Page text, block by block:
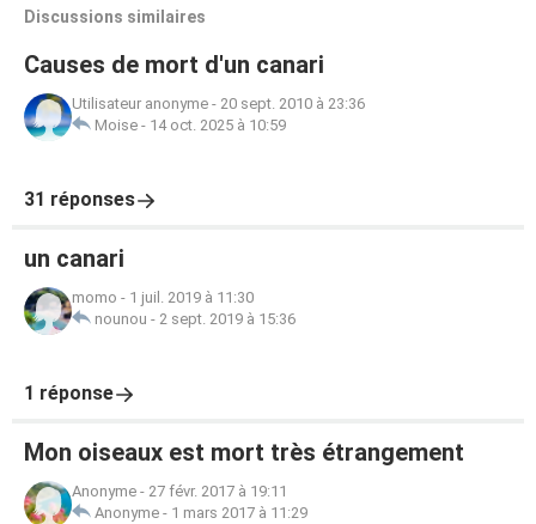
Discussions similaires
Causes de mort d'un canari
Utilisateur anonyme - 20 sept. 2010 à 23:36
Moise - 14 oct. 2025 à 10:59
31 réponses
un canari
momo - 1 juil. 2019 à 11:30
nounou - 2 sept. 2019 à 15:36
1 réponse
Mon oiseaux est mort très étrangement
Anonyme - 27 févr. 2017 à 19:11
Anonyme - 1 mars 2017 à 11:29